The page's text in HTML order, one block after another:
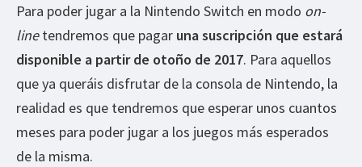
Para poder jugar a la Nintendo Switch en modo on-
linetendremos que pagar una suscripción que estará
disponible a partir de otoño de 2017. Para aquellos
que ya queráis disfrutar de la consola de Nintendo, la
realidad es que tendremos que esperar unos cuantos
meses para poder jugar a los juegos más esperados
de la misma.